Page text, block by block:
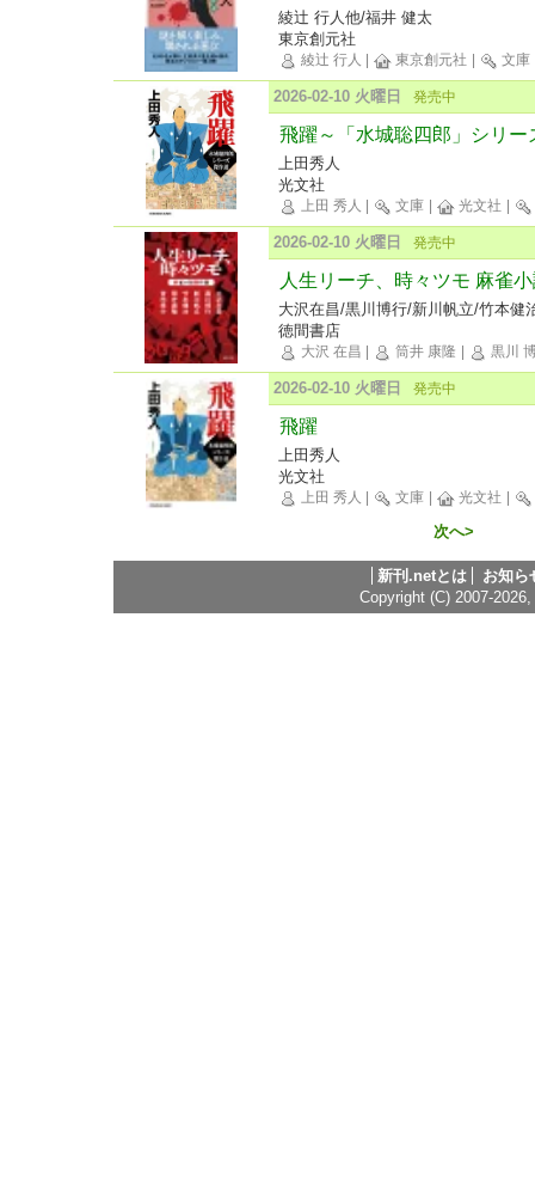
綾辻 行人他/福井 健太
東京創元社
綾辻 行人 東京創元社 文庫
2026-02-10 火曜日 発売中
飛躍～「水城聡四郎」シリー
上田秀人
光文社
上田 秀人 文庫 光文社
2026-02-10 火曜日 発売中
人生リーチ、時々ツモ 麻雀
大沢在昌/黒川博行/新川帆立/竹本健
徳間書店
大沢 在昌 筒井 康隆 黒川
2026-02-10 火曜日 発売中
飛躍
上田秀人
光文社
上田 秀人 文庫 光文社
次へ>
新刊.netとは
お知ら
Copyright (C) 2007-2026,